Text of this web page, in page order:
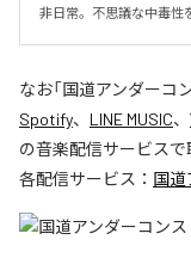
非日常。不思議な中毒性
なお「国道アンダーコ
Spotify、 LINE MUSIC、
の音楽配信サービスで
各配信サービス： 国道